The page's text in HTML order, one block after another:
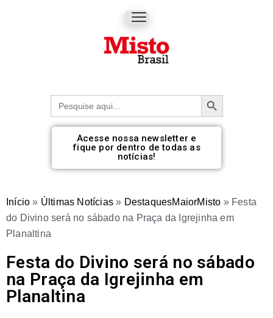
Procurar: Botão de pesquisa
Acesse nossa newsletter e
fique por dentro de todas as
notícias!
Início » Últimas Notícias » DestaquesMaiorMisto » Festa
do Divino será no sábado na Praça da Igrejinha em
Planaltina
Festa do Divino será no sábado
na Praça da Igrejinha em
Planaltina